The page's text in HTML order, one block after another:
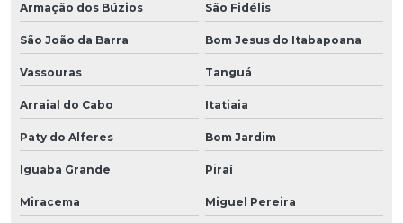
Armação dos Búzios São Fidélis
São João da Barra Bom Jesus do Itabapoana
Vassouras Tanguá
Arraial do Cabo Itatiaia
Paty do Alferes Bom Jardim
Iguaba Grande Piraí
Miracema Miguel Pereira